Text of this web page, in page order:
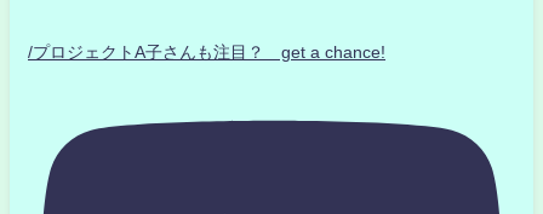
/プロジェクトA子さんも注目？ get a chance!